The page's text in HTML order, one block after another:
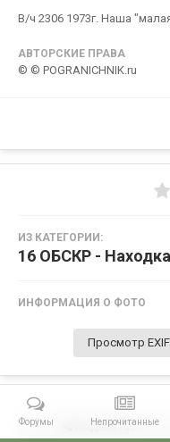
В/ч 2306 1973г. Наша
АВТОРСКИЕ ПРАВА
© © POGRANICHNIK.ru
ИЗ КАТЕГОРИИ:
16 ОБСКР - Находка
ИНФОРМАЦИЯ О ФОТО
Просмотр
Поделиться
Форумы Непрочитанные